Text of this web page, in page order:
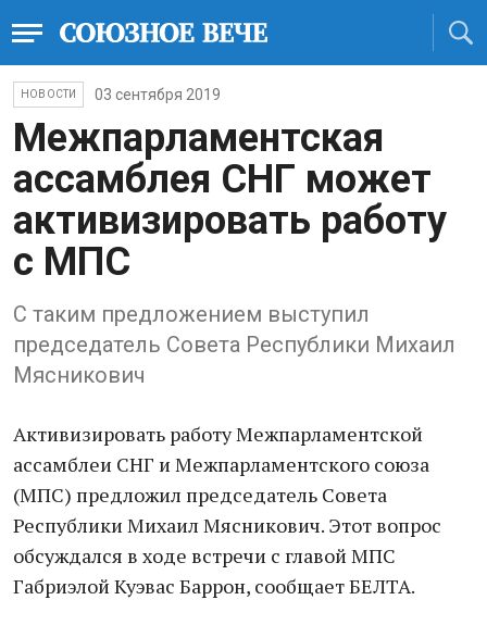
НОВОСТИ 03 сентября 2019
Межпарламентская
ассамблея СНГ может
активизировать работу
с МПС
С таким предложением выступил
председатель Совета Республики Михаил
Мясникович
Активизировать работу Межпарламентской
ассамблеи СНГ и Межпарламентского союза
(МПС) предложил председатель Совета
Республики Михаил Мясникович. Этот вопрос
обсуждался в ходе встречи с главой МПС
Габриэлой Куэвас Баррон, сообщает БЕЛТА.